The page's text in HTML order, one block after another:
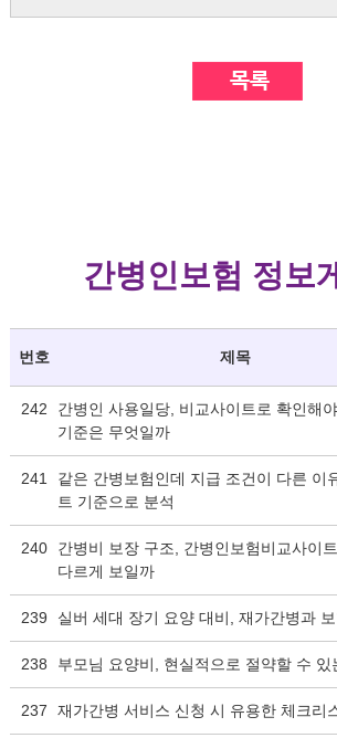
간병인보험 정보
번호 제목
242
간병인 사용일당, 비교사이트로 확인해
기준은 무엇일까
241
같은 간병보험인데 지급 조건이 다른 이
트 기준으로 분석
240
간병비 보장 구조, 간병인보험비교사이
다르게 보일까
239 실버 세대 장기 요양 대비, 재가간병과
238 부모님 요양비, 현실적으로 절약할 수 있
237 재가간병 서비스 신청 시 유용한 체크리